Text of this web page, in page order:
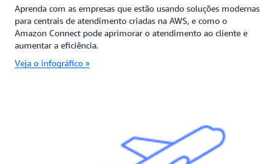
Aprenda com as empresas que estão usando soluções modernas
para centrais de atendimento criadas na AWS, e como o
Amazon Connect pode aprimorar o atendimento ao cliente e
aumentar a eficiência.
Veja o infográfico »